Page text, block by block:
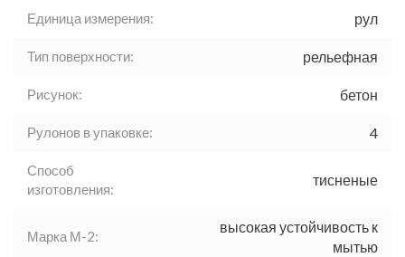
Единица измерения: рул
Тип поверхности: рельефная
Рисунок: бетон
Рулонов в упаковке: 4
Способ
изготовления:
тисненые
Марка М-2:
высокая устойчивость к
мытью